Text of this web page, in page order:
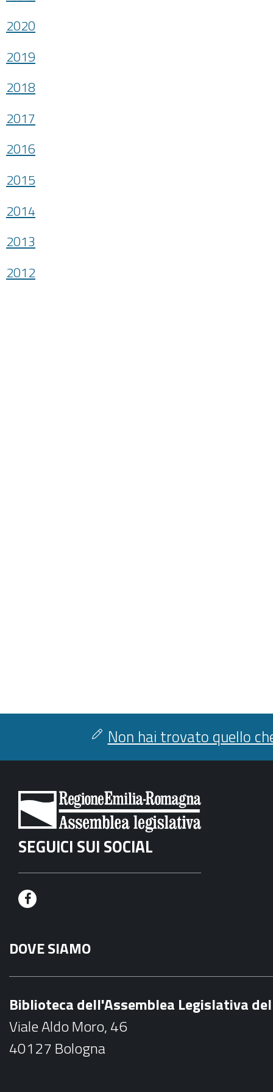
2020
2019
2018
2017
2016
2015
2014
2013
2012
Non hai trovato quello
SEGUICI SUI SOCIAL
F
c
e
o
k
DOVE SIAMO
Biblioteca dell'Assemblea Legislativa
Viale Aldo Moro, 46
40127 Bologna